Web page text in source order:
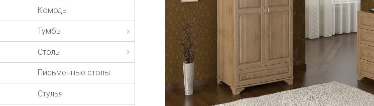
Комоды
Тумбы
Столы
Письменные столы
Стулья